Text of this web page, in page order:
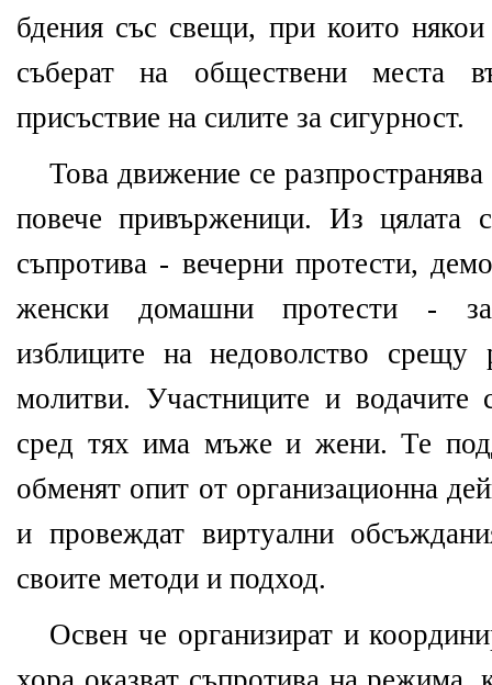
бдения със свещи, при които
съберат на обществени места
присъствие на силите за сигурност.
Това движение се
повече привърженици. Из цялата
съпротива - вечерни протести,
женски домашни протести -
изблиците на недоволство срещу
молитви. Участниците и
сред тях има мъже и жени. Те
обменят опит от организационна
и провеждат виртуални
своите методи и подход.
Освен че организират и